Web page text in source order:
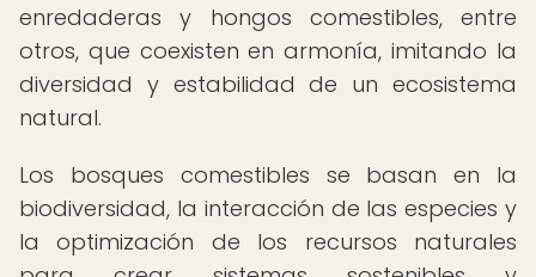
enredaderas y hongos comestibles, entre
otros, que coexisten en armonía, imitando la
diversidad y estabilidad de un ecosistema
natural.
Los bosques comestibles se basan en la
biodiversidad, la interacción de las especies y
la optimización de los recursos naturales